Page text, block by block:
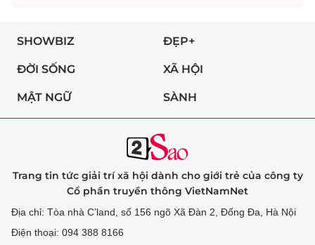
SHOWBIZ ĐẸP+
ĐỜI SỐNG XÃ HỘI
MẬT NGỮ SÀNH
Trang tin tức giải trí xã hội dành cho giới trẻ của công ty
Cổ phần truyền thông VietNamNet
Địa chỉ: Tòa nhà C’land, số 156 ngõ Xã Đàn 2, Đống Đa, Hà Nội
Điện thoại: 094 388 8166